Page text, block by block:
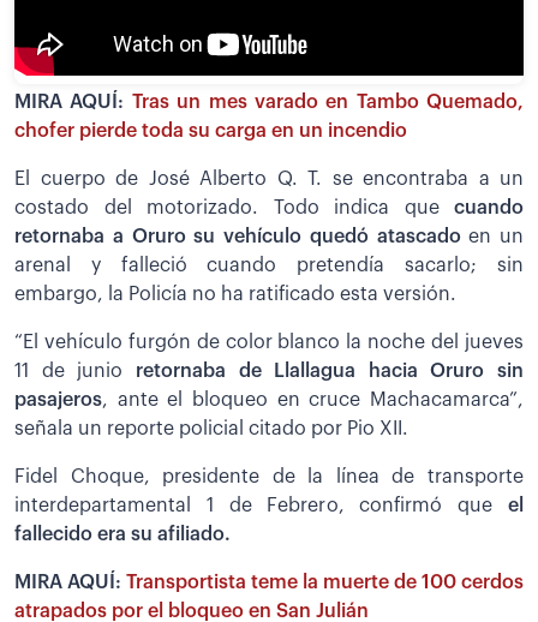
MIRA AQUÍ: Tras un mes varado en Tambo Quemado,
chofer pierde toda su carga en un incendio
El cuerpo de José Alberto Q. T. se encontraba a un
costado del motorizado. Todo indica quecuando
retornaba a Oruro su vehículo quedó atascadoen un
arenal y falleció cuando pretendía sacarlo; sin
embargo, la Policía no ha ratificado esta versión.
“El vehículo furgón de color blanco la noche del jueves
11 de junio retornaba de Llallagua hacia Oruro sin
pasajeros, ante el bloqueo en cruce Machacamarca”,
señala un reporte policial citado por Pio XII.
Fidel Choque, presidente de la línea de transporte
interdepartamental 1 de Febrero, confirmó que el
fallecido era su afiliado.
MIRA AQUÍ: Transportista teme la muerte de 100 cerdos
atrapados por el bloqueo en San Julián